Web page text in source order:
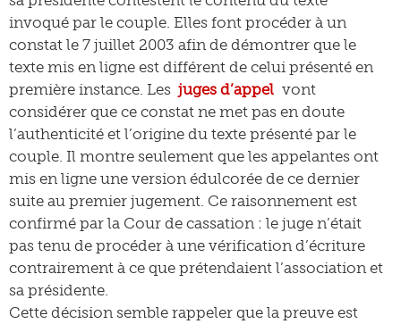
invoqué par le couple. Elles font procéder à un
constat le 7 juillet 2003 afin de démontrer que le
texte mis en ligne est différent de celui présenté en
première instance. Les juges d’appel vont
considérer que ce constat ne met pas en doute
l’authenticité et l’origine du texte présenté par le
couple. Il montre seulement que les appelantes ont
mis en ligne une version édulcorée de ce dernier
suite au premier jugement. Ce raisonnement est
confirmé par la Cour de cassation : le juge n’était
pas tenu de procéder à une vérification d’écriture
contrairement à ce que prétendaient l’association et
sa présidente.
Cette décision semble rappeler que la preuve est